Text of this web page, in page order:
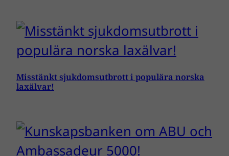
Misstänkt sjukdomsutbrott i populära norska
laxälvar!